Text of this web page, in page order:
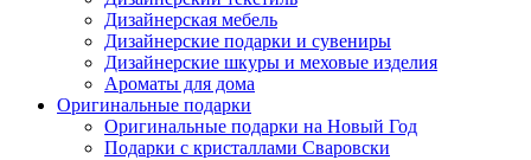
Дизайнерская мебель
Дизайнерские подарки и сувениры
Дизайнерские шкуры и меховые изделия
Ароматы для дома
Оригинальные подарки
Оригинальные подарки на Новый Год
Подарки с кристаллами Сваровски